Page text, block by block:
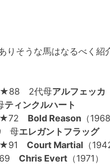
りそうな馬はなるべく紹
2代母アルフェッカ
ティンクルハート
★72 Bold Reason （1968
母エレガントフラッグ
Court Martial （
Chris Evert （1971）